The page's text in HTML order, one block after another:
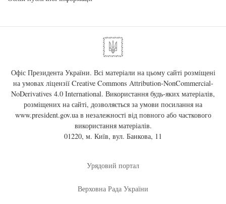
Офіс Президента України. Всі матеріали на цьому сайті розміщені
на умовах ліцензії Creative Commons Attribution-NonCommercial-
NoDerivatives 4.0 International. Використання будь-яких матеріалів,
розміщених на сайті, дозволяється за умови посилання на
www.president.gov.uaв незалежності від повного або часткового
використання матеріалів.
01220, м. Київ, вул. Банкова, 11
Урядовий портал
Верховна Рада України